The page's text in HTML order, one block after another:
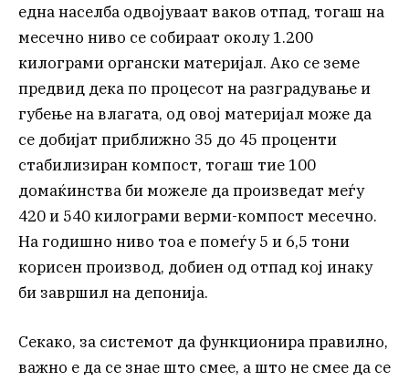
една населба одвојуваат ваков отпад, тогаш на
месечно ниво се собираат околу 1.200
килограми органски материјал. Ако се земе
предвид дека по процесот на разградување и
губење на влагата, од овој материјал може да
се добијат приближно 35 до 45 проценти
стабилизиран компост, тогаш тие 100
домаќинства би можеле да произведат меѓу
420 и 540 килограми верми-компост месечно.
На годишно ниво тоа е помеѓу 5 и 6,5 тони
корисен производ, добиен од отпад кој инаку
би завршил на депонија.
Секако, за системот да функционира правилно,
важно е да се знае што смее, а што не смее да се